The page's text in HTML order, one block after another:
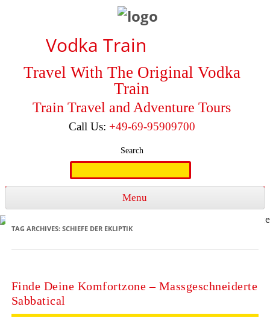
Vodka Train
Travel With The Original Vodka
Train
Train Travel and Adventure Tours
Call Us: +49-69-95909700
Search
Search
Menu
Skip to content
TAG ARCHIVES: SCHIEFE DER EKLIPTIK
Finde Deine Komfortzone – Massgeschneiderte
Sabbatical